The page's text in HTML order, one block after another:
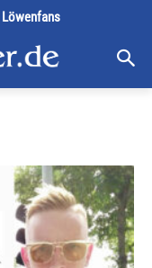
Löwenfans